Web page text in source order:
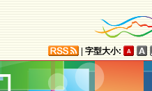
字型大小: